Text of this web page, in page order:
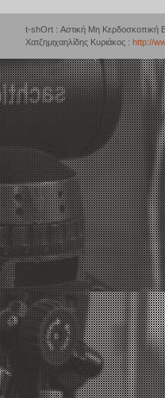
t-shOrt : Αστική Μη Κερδοσκοπική
Χατζημιχαηλίδης Κυριάκος : http://